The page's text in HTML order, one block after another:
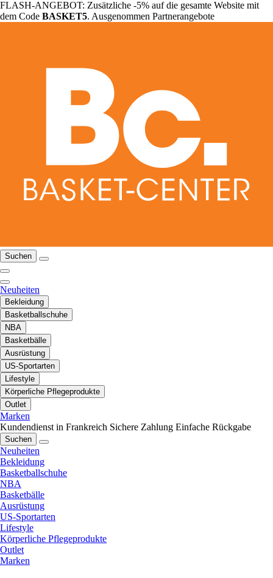
FLASH-ANGEBOT: Zusätzliche -5% auf die gesamte Website mit
dem Code BASKET5. Ausgenommen Partnerangebote
Suchen
Neuheiten
Bekleidung
Basketballschuhe
NBA
Basketbälle
Ausrüstung
US-Sportarten
Lifestyle
Körperliche Pflegeprodukte
Outlet
Marken
Kundendienst in Frankreich Sichere Zahlung Einfache Rückgabe
Suchen
Neuheiten
Bekleidung
Basketballschuhe
NBA
Basketbälle
Ausrüstung
US-Sportarten
Lifestyle
Körperliche Pflegeprodukte
Outlet
Marken